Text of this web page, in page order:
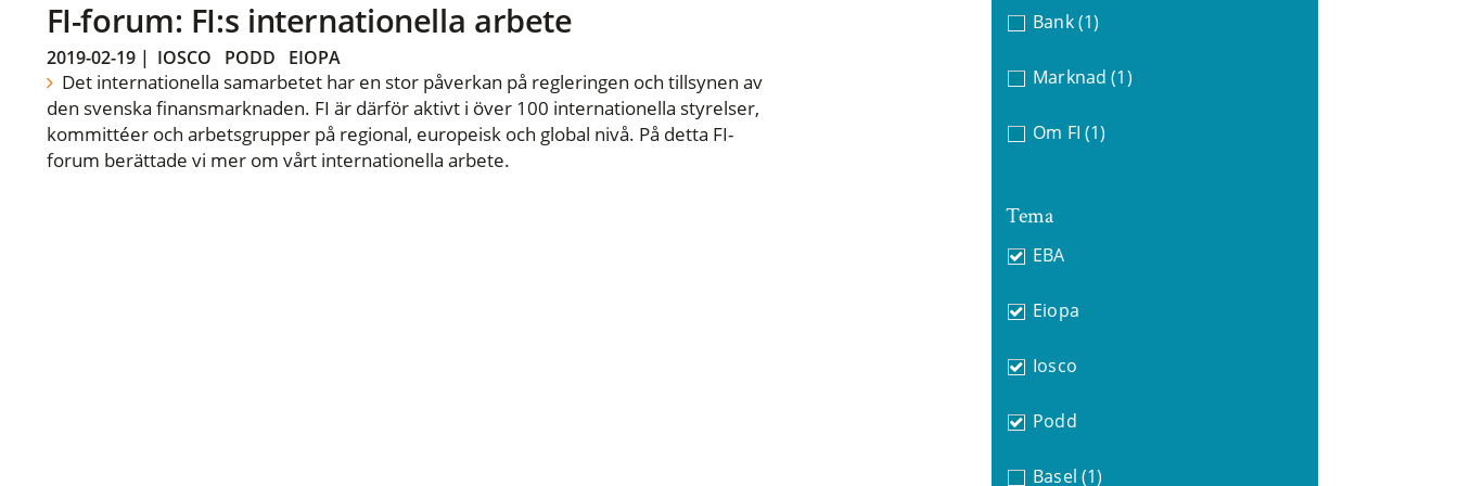
FI-forum: FI:s internationella arbete
2019-02-19| IOSCO PODD EIOPA
Det internationella samarbetet har en stor påverkan på regleringen och tillsynen av
den svenska finansmarknaden. FI är därför aktivt i över 100 internationella styrelser,
kommittéer och arbetsgrupper på regional, europeisk och global nivå. På detta FI-
forum berättade vi mer om vårt internationella arbete.
Bank (1)
Marknad (1)
Om FI (1)
Tema
EBA
Eiopa
Iosco
Podd
Basel (1)